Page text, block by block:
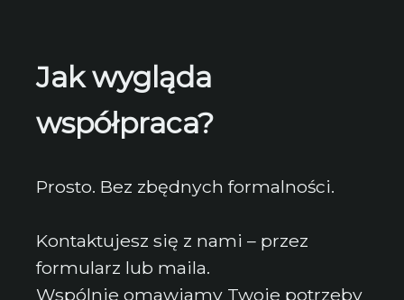
Jak wygląda
współpraca?
Prosto. Bez zbędnych formalności.
Kontaktujesz się z nami – przez
formularz lub maila.
Wspólnie omawiamy Twoje potrzeby